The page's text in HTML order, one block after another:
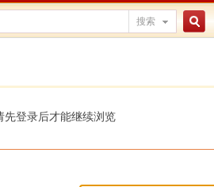
搜索
先登录后才能继续浏览